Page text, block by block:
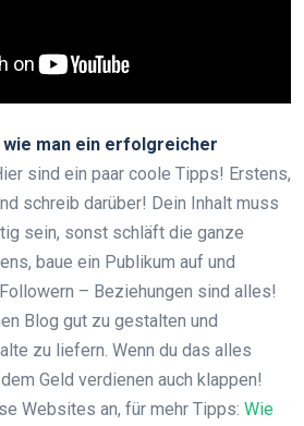
wie man ein erfolgreicher
sind ein paar coole Tipps! Erstens,
schreib darüber! Dein Inhalt muss
sein, sonst schläft die ganze
baue ein Publikum auf und
– Beziehungen sind alles!
Blog gut zu gestalten und
zu liefern. Wenn du das alles
Geld verdienen auch klappen!
Websites an, für mehr Tipps: Wie